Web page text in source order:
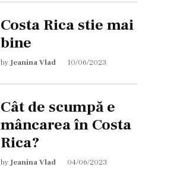
Costa Rica stie mai
bine
by Jeanina Vlad 10/06/2023
Cât de scumpă e
mâncarea în Costa
Rica?
by Jeanina Vlad 04/06/2023